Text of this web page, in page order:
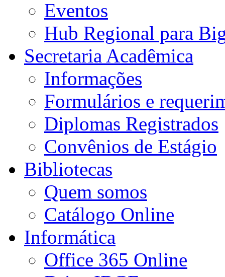
Eventos
Hub Regional para
Secretaria Acadêmica
Informações
Formulários e
Diplomas Registrados
Convênios de Estágio
Bibliotecas
Quem somos
Catálogo Online
Informática
Office 365 Online